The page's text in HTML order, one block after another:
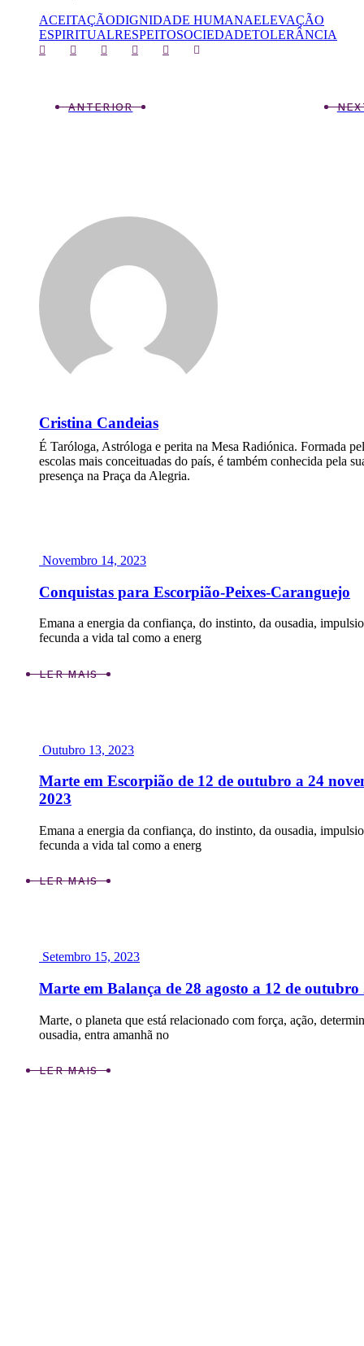
ACEITAÇÃODIGNIDADE HUMANAELEVAÇÃO
ESPIRITUALRESPEITOSOCIEDADETOLERÂNCIA
ANTERIOR
Cristina Candeias
É Taróloga, Astróloga e perita na Mesa Radiónica. Formada
escolas mais conceituadas do país, é também conhecida pela
presença na Praça da Alegria.
Novembro 14, 2023
Conquistas para Escorpião-Peixes-Caranguejo
Emana a energia da confiança, do instinto, da ousadia,
fecunda a vida tal como a energ
LER MAIS
Outubro 13, 2023
Marte em Escorpião de 12 de outubro a 24
2023
Emana a energia da confiança, do instinto, da ousadia,
fecunda a vida tal como a energ
LER MAIS
Setembro 15, 2023
Marte em Balança de 28 agosto a 12 de outubro
Marte, o planeta que está relacionado com força, ação,
ousadia, entra amanhã no
LER MAIS